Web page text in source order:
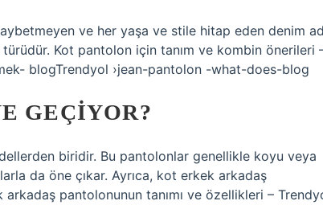
ve her yaşa ve stile hitap eden denim
Kot pantolon için tanım ve kombin önerileri
blogTrendyol ›jean-pantolon -what-does-blog
GEÇIYOR?
biridir. Bu pantolonlar genellikle koyu veya
da öne çıkar. Ayrıca, kot erkek arkadaş
pantolonunun tanımı ve özellikleri –